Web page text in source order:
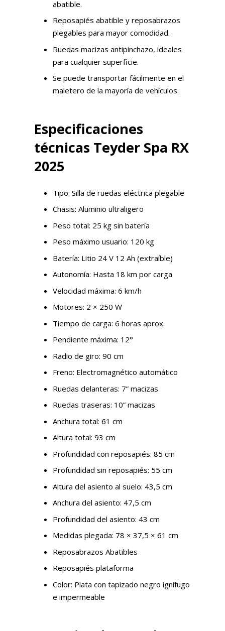
abatible.
Reposapiés abatible y reposabrazos
plegables para mayor comodidad.
Ruedas macizas antipinchazo, ideales
para cualquier superficie.
Se puede transportar fácilmente en el
maletero de la mayoría de vehículos.
Especificaciones
técnicas Teyder Spa RX
2025
Tipo: Silla de ruedas eléctrica plegable
Chasis: Aluminio ultraligero
Peso total: 25 kg sin batería
Peso máximo usuario: 120 kg
Batería: Litio 24 V 12 Ah (extraíble)
Autonomía: Hasta 18 km por carga
Velocidad máxima: 6 km/h
Motores: 2 × 250 W
Tiempo de carga: 6 horas aprox.
Pendiente máxima: 12°
Radio de giro: 90 cm
Freno: Electromagnético automático
Ruedas delanteras: 7” macizas
Ruedas traseras: 10” macizas
Anchura total: 61 cm
Altura total: 93 cm
Profundidad con reposapiés: 85 cm
Profundidad sin reposapiés: 55 cm
Altura del asiento al suelo: 43,5 cm
Anchura del asiento: 47,5 cm
Profundidad del asiento: 43 cm
Medidas plegada: 78 × 37,5 × 61 cm
Reposabrazos Abatibles
Reposapiés plataforma
Color: Plata con tapizado negro ignífugo
e impermeable